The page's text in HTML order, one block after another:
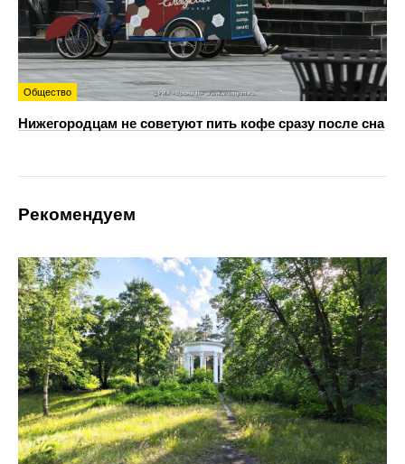
Общество
Нижегородцам не советуют пить кофе сразу после сна
Рекомендуем